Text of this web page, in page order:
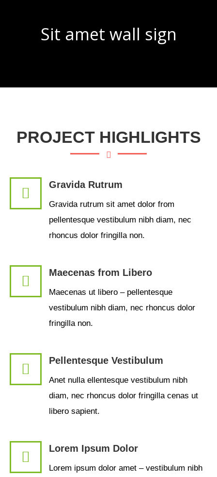
Sit amet wall sign
PROJECT HIGHLIGHTS
Gravida Rutrum
Gravida rutrum sit amet dolor from
pellentesque vestibulum nibh diam, nec
rhoncus dolor fringilla non.
Maecenas from Libero
Maecenas ut libero – pellentesque
vestibulum nibh diam, nec rhoncus dolor
fringilla non.
Pellentesque Vestibulum
Anet nulla ellentesque vestibulum nibh
diam, nec rhoncus dolor fringilla cenas ut
libero sapient.
Lorem Ipsum Dolor
Lorem ipsum dolor amet – vestibulum nibh